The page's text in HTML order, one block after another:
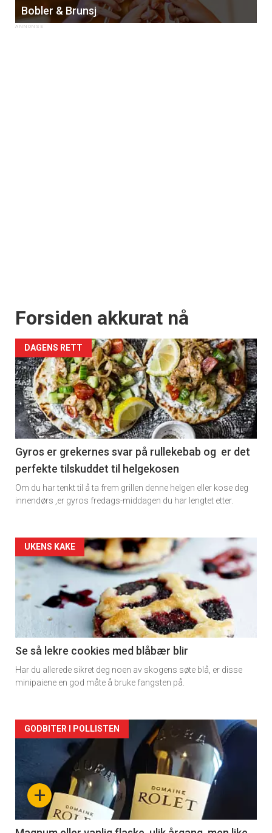
Bobler & Brunsj
Forsiden akkurat nå
DAGENS RETT
Gyros er grekernes svar på rullekebab og er det
perfekte tilskuddet til helgekosen
Om du har tenkt til å ta frem grillen denne helgen eller kose deg
innendørs ,er gyros fredags-middagen du har lengtet etter.
Forsiden
akkurat
nå
2
UKENS KAKE
Se så lekre cookies med blåbær blir
Har du allerede sikret deg noen av skogens søte blå, er disse
minipaiene en god måte å bruke fangsten på.
Forsiden
akkurat
nå+
GODBITER I POLLISTEN